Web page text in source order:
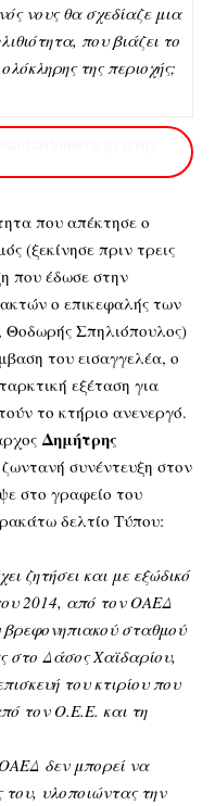
νους θα σχεδίαζε μια
που βιάζει το
της περιοχής;
που απέκτησε ο
(ξεκίνησε πριν τρεις
που έδωσε στην
ο επικεφαλής των
Σπηλιόπουλος)
του εισαγγελέα, ο
εξέταση για
το κτήριο ανενεργό.
Δημήτρης
συνέντευξη στον
στο γραφείο του
δελτίο Τύπου:
ζητήσει και με εξώδικό
2014, από τον ΟΑΕΔ
σταθμού
στο Δάσος Χαϊδαρίου,
του κτιρίου που
τον Ο.Ε.Ε. και τη
δεν μπορεί να
του, υλοποιώντας την